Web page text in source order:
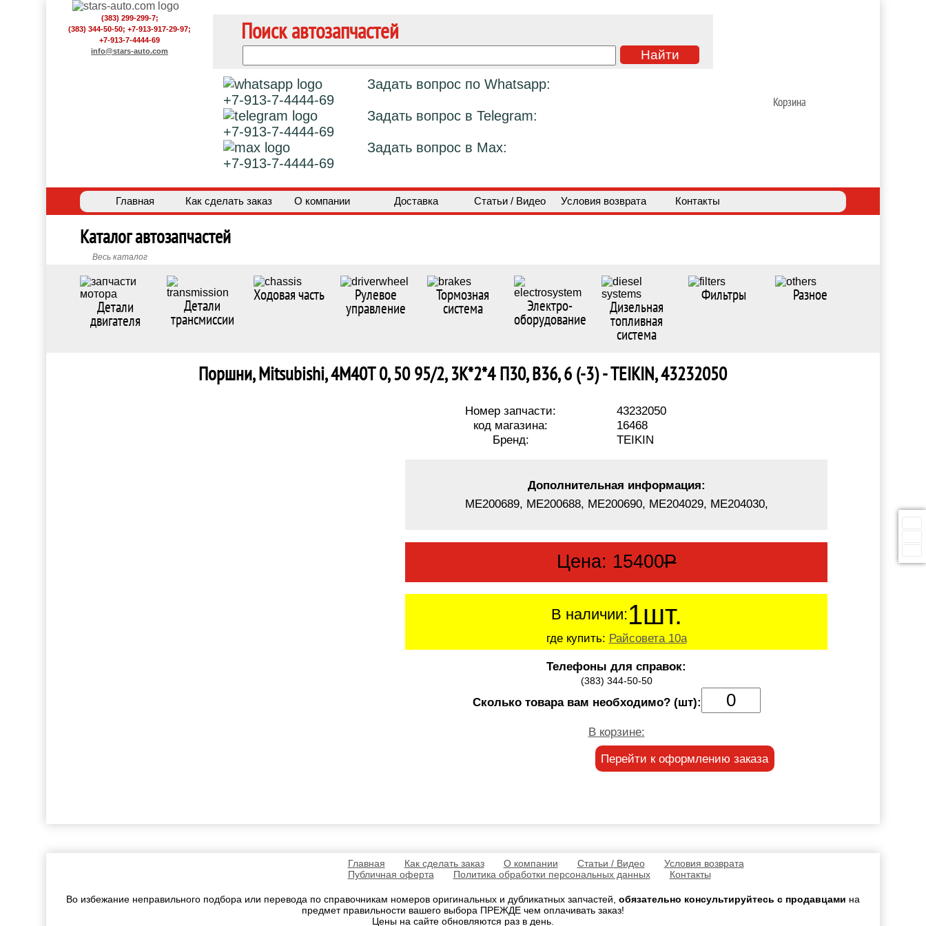
(383) 299-299-7;
(383) 344-50-50; +7-913-917-29-97;
+7-913-7-4444-69
info@stars-auto.com
Поиск автозапчастей
Задать вопрос по Whatsapp:
+7-913-7-4444-69
Задать вопрос в Telegram:
+7-913-7-4444-69
Задать вопрос в Max:
+7-913-7-4444-69
Корзина
Главная Как сделать заказ О компании Доставка Статьи / Видео Условия возврата Контакты
Каталог автозапчастей
Весь каталог
Детали
двигателя
Детали
трансмиссии
Ходовая часть Рулевое
управление
Тормозная
система Электро-
оборудование
Дизельная
топливная
система
Фильтры Разное
Поршни, Mitsubishi, 4M40T 0, 50 95/2, 3K*2*4 П30, В36, 6 (-3) - TEIKIN, 43232050
Номер запчасти:
43232050
код магазина:
16468
Бренд:
TEIKIN
Дополнительная информация:
ME200689, ME200688, ME200690, ME204029, ME204030,
Цена: 15400Р
В наличии:1шт.
где купить: Райсовета 10а
Телефоны для справок:
(383) 344-50-50
Сколько товара вам необходимо? (шт):
В корзине:
Перейти к оформлению заказа
Главная Как сделать заказ О компании Статьи / Видео
Условия возврата
Публичная оферта
Политика обработки персональных данных Контакты
Во избежание неправильного подбора или перевода по справочникам номеров оригинальных и дубликатных запчастей, обязательно консультируйтесь с продавцами на
предмет правильности вашего выбора ПРЕЖДЕ чем оплачивать заказ!
Цены на сайте обновляются раз в день.